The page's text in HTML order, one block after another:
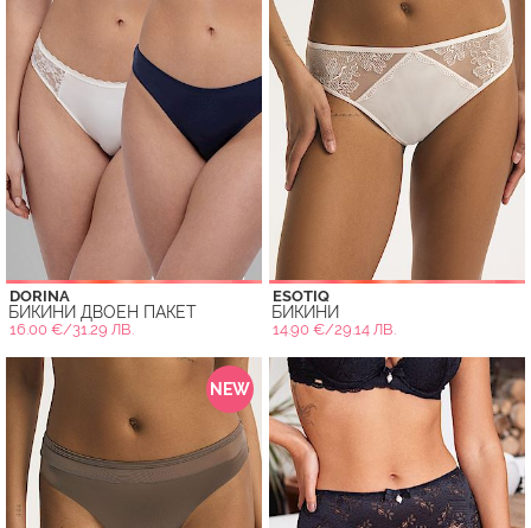
DORINA
БИКИНИ ДВОЕН ПАКЕТ
16.00 €/31.29 ЛВ.
ESOTIQ
БИКИНИ
14.90 €/29.14 ЛВ.
NEW